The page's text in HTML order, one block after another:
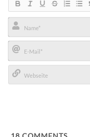
Name*
E-
Mail*